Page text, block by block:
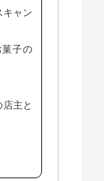
キャン
子の
主と